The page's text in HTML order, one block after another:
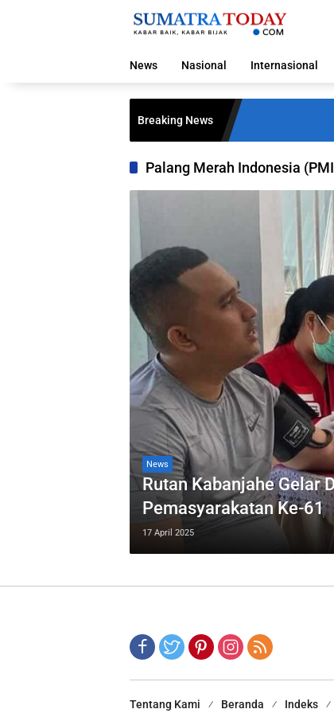
News
Nasional Internasional
Breaking News
Palang Merah Indonesia
News
Rutan Kabanjahe Gelar
Pemasyarakatan Ke-61
17 April 2025
Tentang Kami Beranda Indeks